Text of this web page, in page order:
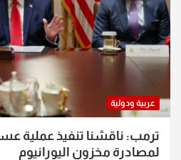
عربية ودولية
ترمب: ناقشنا تنفيذ عملية
لمصادرة مخزون اليورانيوم